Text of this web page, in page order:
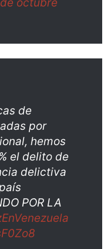
octubre
de
por
hemos
el delito de
delictiva
POR LA